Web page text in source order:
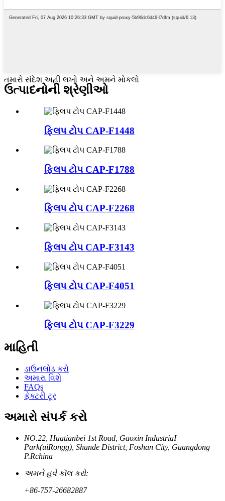
તમારો સંદેશ અહીં લખો અને અમને મોકલો
ઉત્પાદનોની શ્રેણીઓ
ફ્લિપ ટોપ CAP-F1448
ફ્લિપ ટોપ CAP-F1788
ફ્લિપ ટોપ CAP-F2268
ફ્લિપ ટોપ CAP-F3143
ફ્લિપ ટોપ CAP-F4051
ફ્લિપ ટોપ CAP-F3229
માહિતી
ડાઉનલોડ કરો
અમારા વિશે
FAQs
ફેક્ટરી ટૂર
અમારો સંપર્ક કરો
NO.22, Huatianbei 1st Road, Gaoxin IndustriaI
Park(uiRongg), Shunde District, Foshan City, Guangdong
P.Rchina
અમને હવે કૉલ કરો:
+86-757-26682887